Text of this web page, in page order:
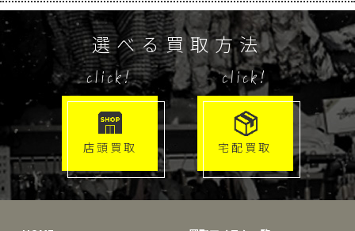
選べる買取方法
click!
店頭買取
click!
宅配買取